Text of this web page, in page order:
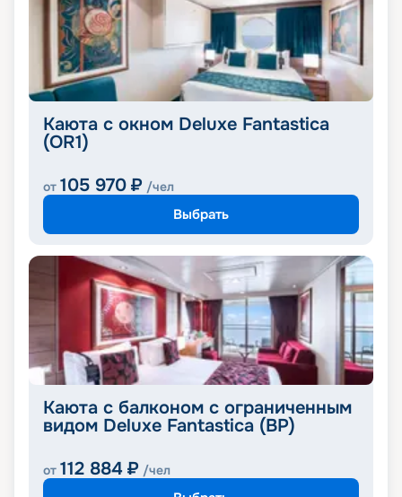
Каюта с окном Deluxe Fantastica
(OR1)
от 105 970 ₽ /чел
Выбрать
Каюта с балконом с ограниченным
видом Deluxe Fantastica (BP)
от 112 884 ₽ /чел